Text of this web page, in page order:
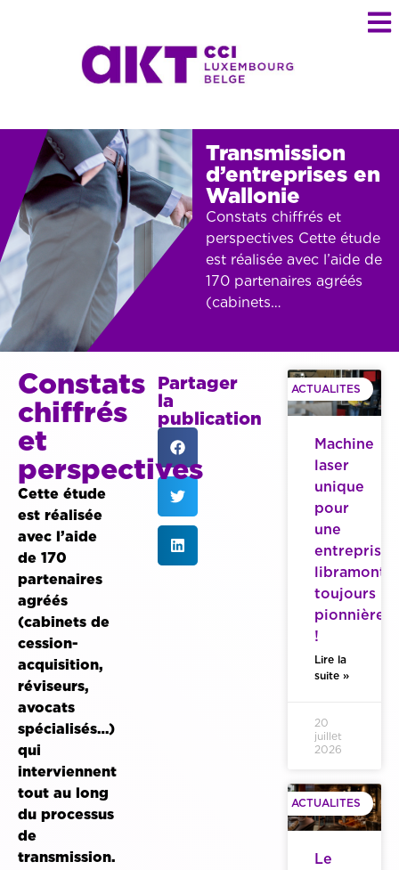
Transmission
d’entreprises en
Wallonie
Constats chiffrés et
perspectives Cette étude
est réalisée avec l’aide de
170 partenaires agréés
(cabinets…
Partager
la
publication
Constats
chiffrés
et
perspectives
Cette étude
est réalisée
avec l’aide
de 170
partenaires
agréés
(cabinets de
cession-
acquisition,
réviseurs,
avocats
spécialisés…)
qui
interviennent
tout au long
du processus
de
transmission.
ACTUALITES
Machine
laser
unique
pour
une
entreprise
toujours
pionnière
!
Lire la
suite »
20
juillet
2026
ACTUALITES
Le